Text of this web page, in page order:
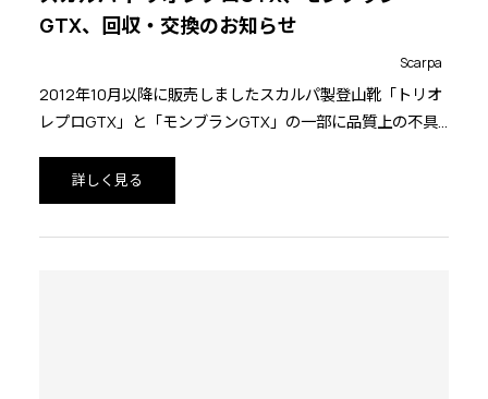
GTX、回収・交換のお知らせ
Scarpa
2012年10月以降に販売しましたスカルパ製登山靴「トリオ
レプロGTX」と「モンブランGTX」の一部に品質上の不具
詳しく見る